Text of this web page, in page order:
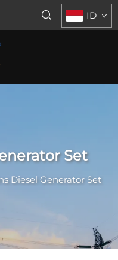
ID
Set
Diesel Generator Set